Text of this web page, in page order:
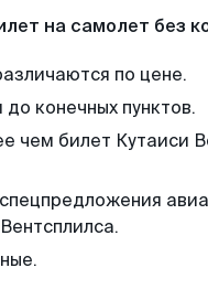
на самолет без
по цене.
конечных пунктов.
чем билет Кутаиси